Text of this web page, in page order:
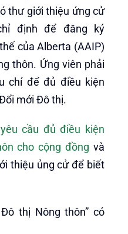
thư giới thiệu ứng cử
định để đăng ký
của Alberta (AAIP)
thôn. Ứng viên phải
chí để đủ điều kiện
mới Đô thị.
cầu đủ điều kiện
cho cộng đồng và
thiệu ủng cử để biết
thị Nông thôn” có